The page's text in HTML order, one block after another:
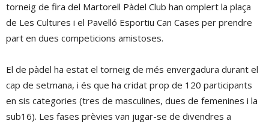
torneig de fira del Martorell Pàdel Club han omplert la plaça
de Les Cultures i el Pavelló Esportiu Can Cases per prendre
part en dues competicions amistoses.
El de pàdel ha estat el torneig de més envergadura durant el
cap de setmana, i és que ha cridat prop de 120 participants
en sis categories (tres de masculines, dues de femenines i la
sub16). Les fases prèvies van jugar-se de divendres a